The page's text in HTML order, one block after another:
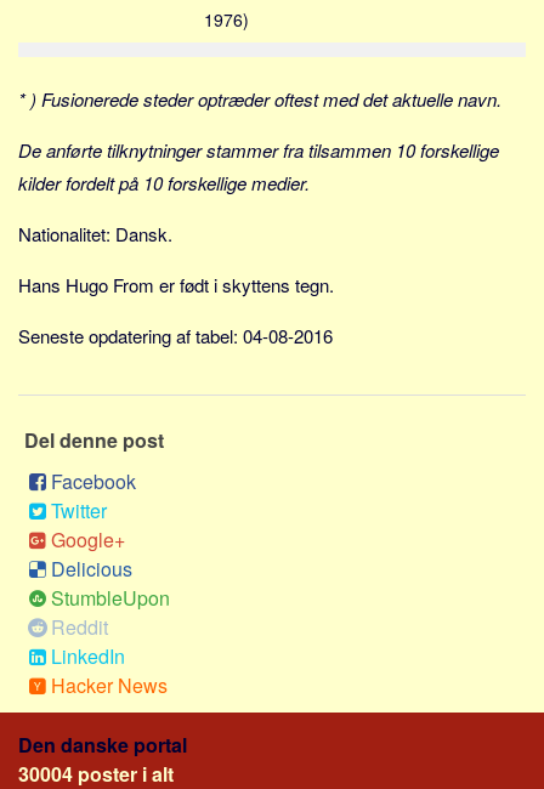
Webstedet
Forhistorien
Tekstannoncer
Hjælp
1976)
* ) Fusionerede steder optræder oftest med det aktuelle navn.
De anførte tilknytninger stammer fra tilsammen 10 forskellige
kilder fordelt på 10 forskellige medier.
Nationalitet: Dansk.
Hans Hugo From er født i skyttens tegn.
Seneste opdatering af tabel: 04-08-2016
Del denne post
Facebook
Twitter
Google+
Delicious
StumbleUpon
Reddit
LinkedIn
Hacker News
Den danske portal
30004 poster i alt